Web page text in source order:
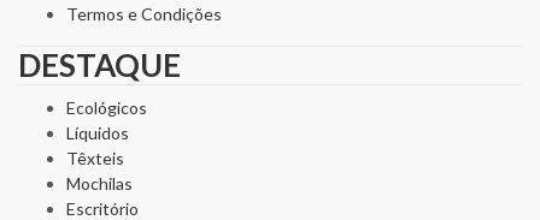
Termos e Condições
DESTAQUE
Ecológicos
Líquidos
Têxteis
Mochilas
Escritório